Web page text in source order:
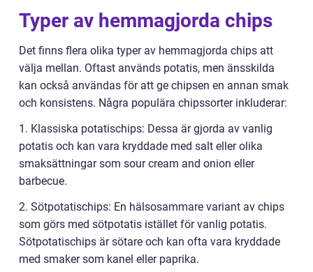
Typer av hemmagjorda chips
Det finns flera olika typer av hemmagjorda chips att
välja mellan. Oftast används potatis, men änsskilda
kan också användas för att ge chipsen en annan smak
och konsistens. Några populära chipssorter inkluderar:
1. Klassiska potatischips: Dessa är gjorda av vanlig
potatis och kan vara kryddade med salt eller olika
smaksättningar som sour cream and onion eller
barbecue.
2. Sötpotatischips: En hälsosammare variant av chips
som görs med sötpotatis istället för vanlig potatis.
Sötpotatischips är sötare och kan ofta vara kryddade
med smaker som kanel eller paprika.